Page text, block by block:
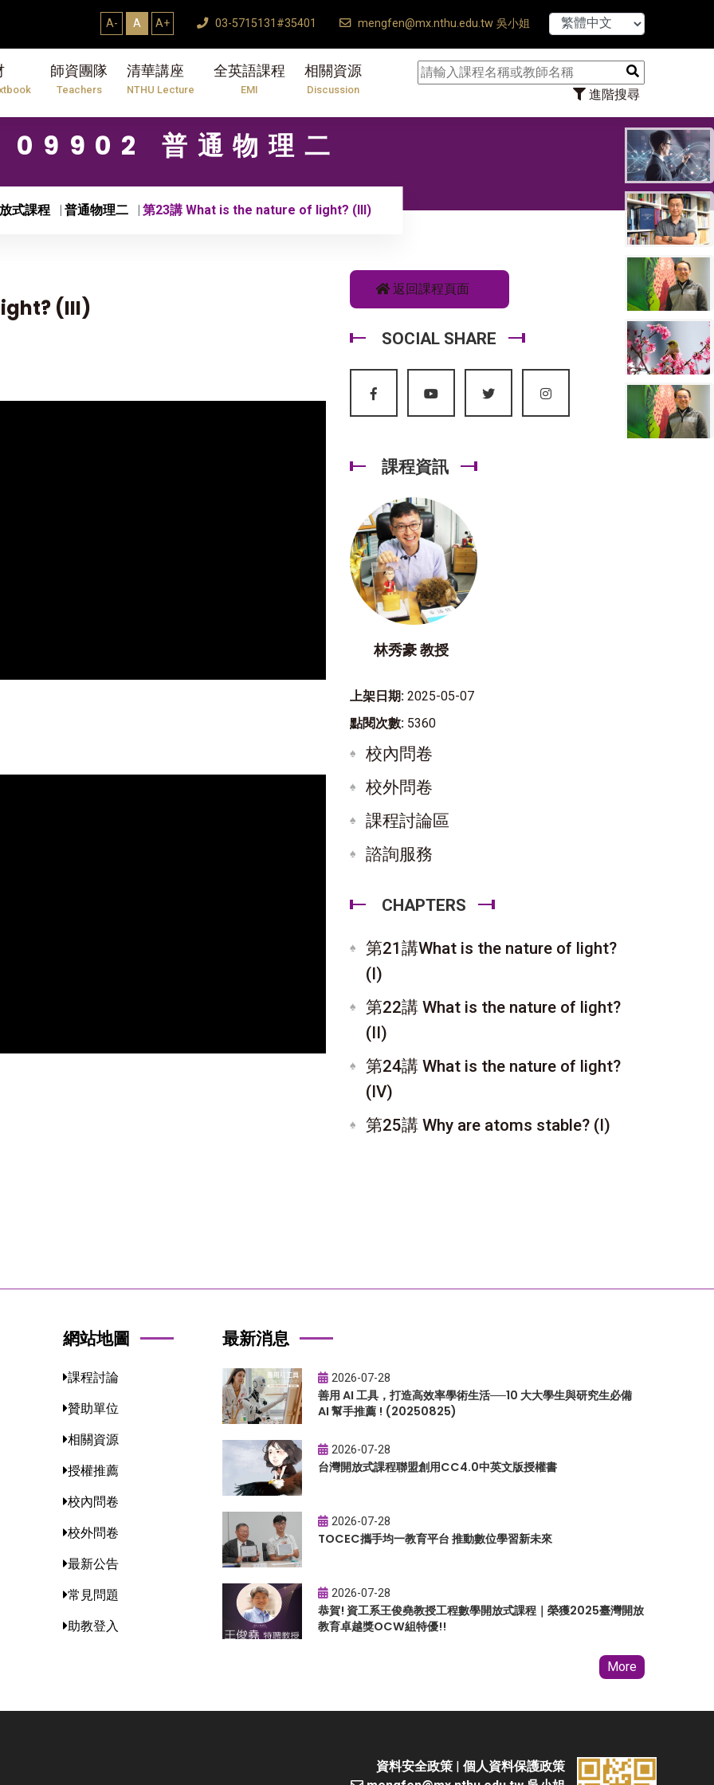
A- A A+ 03-5715131#35401 mengfen@mx.nthu.edu.tw 吳小姐
師資團隊
Teachers
清華講座
NTHU Lecture
全英語課程
EMI
相關資源
Discussion 進階搜尋
【7/31】
09902 普通物理二
式課程 普通物理二 第23講 What is the nature of light? (III)
(III)
返回課程頁面
SOCIAL SHARE
課程資訊
林秀豪 教授
上架日期: 2025-05-07
點閱次數: 5360
校內問卷
校外問卷
課程討論區
諮詢服務
CHAPTERS
第21講What is the nature of light?
(I)
第22講 What is the nature of light?
(II)
第24講 What is the nature of light?
(IV)
第25講 Why are atoms stable? (I)
網站地圖
課程討論
贊助單位
相關資源
授權推薦
校內問卷
校外問卷
最新公告
常見問題
助教登入
最新消息
2026-07-28
善用 AI 工具，打造高效率學術生活──10 大大學生與研究生必備
AI 幫手推薦 ! (20250825)
2026-07-28
台灣開放式課程聯盟創用CC4.0中英文版授權書
2026-07-28
TOCEC攜手均一教育平台 推動數位學習新未來
2026-07-28
恭賀! 資工系王俊堯教授工程數學開放式課程｜榮獲2025臺灣開放
教育卓越獎OCW組特優!!
More
資料安全政策 | 個人資料保護政策